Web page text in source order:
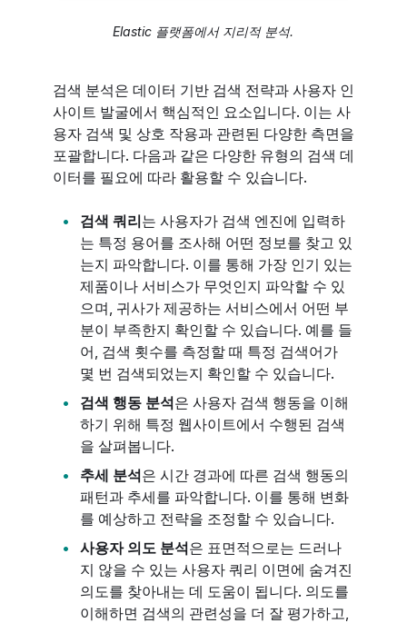
Elastic 플랫폼에서 지리적 분석.
검색 분석은 데이터 기반 검색 전략과 사용자 인
사이트 발굴에서 핵심적인 요소입니다. 이는 사
용자 검색 및 상호 작용과 관련된 다양한 측면을
포괄합니다. 다음과 같은 다양한 유형의 검색 데
이터를 필요에 따라 활용할 수 있습니다.
검색 쿼리는 사용자가 검색 엔진에 입력하
는 특정 용어를 조사해 어떤 정보를 찾고 있
는지 파악합니다. 이를 통해 가장 인기 있는
제품이나 서비스가 무엇인지 파악할 수 있
으며, 귀사가 제공하는 서비스에서 어떤 부
분이 부족한지 확인할 수 있습니다. 예를 들
어, 검색 횟수를 측정할 때 특정 검색어가
몇 번 검색되었는지 확인할 수 있습니다.
검색 행동 분석은 사용자 검색 행동을 이해
하기 위해 특정 웹사이트에서 수행된 검색
을 살펴봅니다.
추세 분석은 시간 경과에 따른 검색 행동의
패턴과 추세를 파악합니다. 이를 통해 변화
를 예상하고 전략을 조정할 수 있습니다.
사용자 의도 분석은 표면적으로는 드러나
지 않을 수 있는 사용자 쿼리 이면에 숨겨진
의도를 찾아내는 데 도움이 됩니다. 의도를
이해하면 검색의 관련성을 더 잘 평가하고,